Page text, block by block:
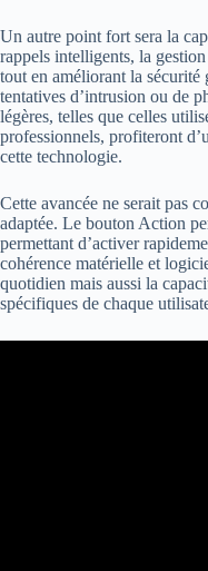
Un autre point fort sera la
rappels intelligents, la
tout en améliorant la sécurité
tentatives d’intrusion ou de
légères, telles que celles
professionnels, profiteront
cette technologie.
Cette avancée ne serait pas
adaptée. Le bouton Action
permettant d’activer
cohérence matérielle et
quotidien mais aussi la
spécifiques de chaque